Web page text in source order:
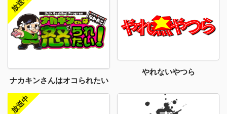
ナカキンさんはオコられたい
やれないやつら